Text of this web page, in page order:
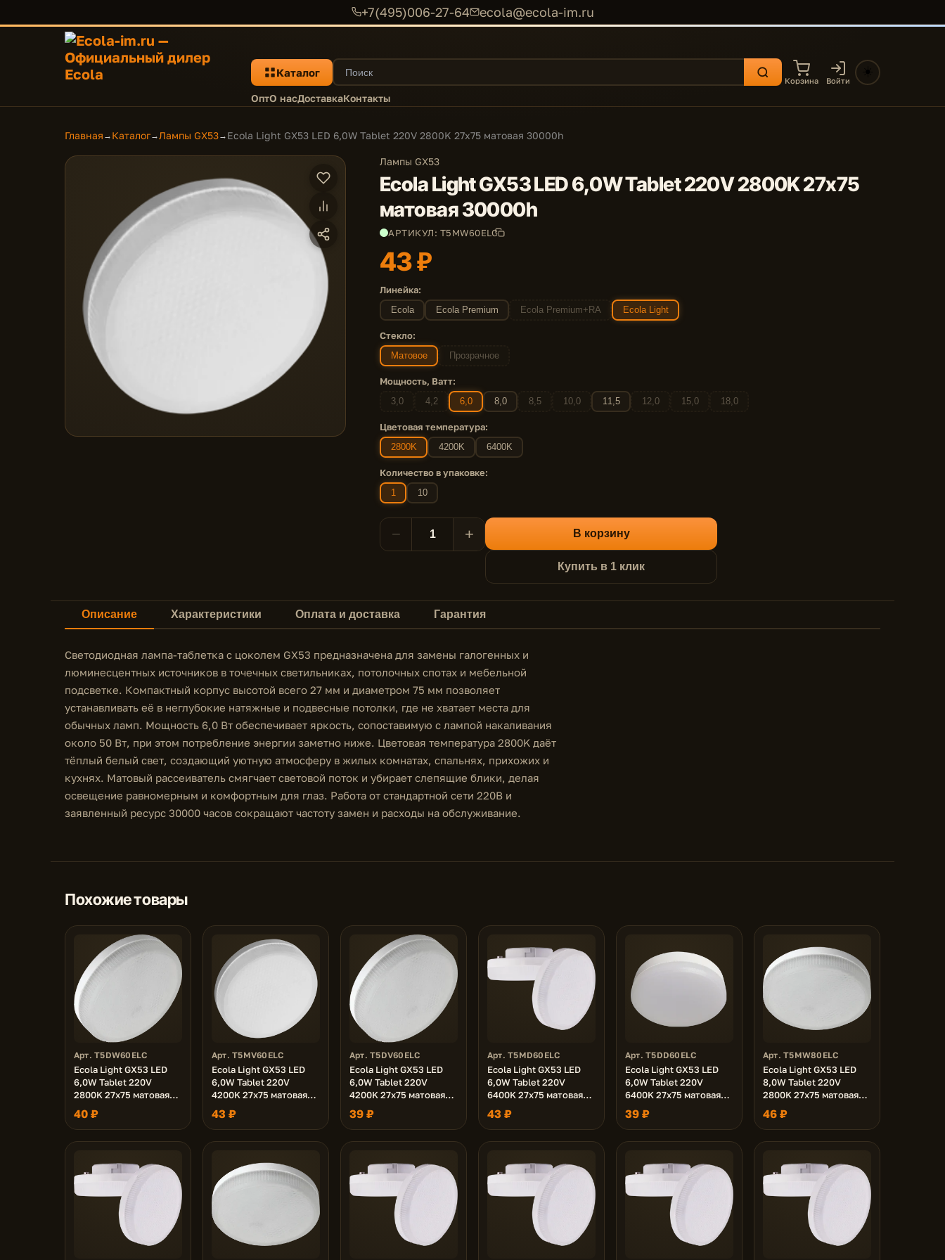
+7(495)006-27-64 ecola@ecola-im.ru
Каталог
Корзина Войти
ОптО насДоставкаКонтакты
Главная → Каталог→Лампы GX53→ Ecola Light GX53 LED 6,0W Tablet 220V 2800K 27x75 матовая 30000h
Лампы GX53
Ecola Light GX53 LED 6,0W Tablet 220V 2800K 27x75
матовая 30000h
АРТИКУЛ: T5MW60ELC
43 ₽
Линейка:
Ecola Ecola Premium Ecola Premium+RA Ecola Light
Стекло:
Матовое Прозрачное
Мощность, Ватт:
3,0 4,2 6,0 8,0 8,5 10,0 11,5 12,0 15,0 18,0
Цветовая температура:
2800K 4200K 6400K
Количество в упаковке:
1 10
− + В корзину
Купить в 1 клик
Описание Характеристики Оплата и доставка Гарантия
Светодиодная лампа-таблетка с цоколем GX53 предназначена для замены галогенных и
люминесцентных источников в точечных светильниках, потолочных спотах и мебельной
подсветке. Компактный корпус высотой всего 27 мм и диаметром 75 мм позволяет
устанавливать её в неглубокие натяжные и подвесные потолки, где не хватает места для
обычных ламп. Мощность 6,0 Вт обеспечивает яркость, сопоставимую с лампой накаливания
около 50 Вт, при этом потребление энергии заметно ниже. Цветовая температура 2800K даёт
тёплый белый свет, создающий уютную атмосферу в жилых комнатах, спальнях, прихожих и
кухнях. Матовый рассеиватель смягчает световой поток и убирает слепящие блики, делая
освещение равномерным и комфортным для глаз. Работа от стандартной сети 220В и
заявленный ресурс 30000 часов сокращают частоту замен и расходы на обслуживание.
Похожие товары
Арт. T5DW60ELC
Ecola Light GX53 LED
6,0W Tablet 220V
2800K 27x75 матовая
30000h (1 из ч/б уп. по
10)
40 ₽
Арт. T5MV60ELC
Ecola Light GX53 LED
6,0W Tablet 220V
4200K 27x75 матовая
30000h
43 ₽
Арт. T5DV60ELC
Ecola Light GX53 LED
6,0W Tablet 220V
4200K 27x75 матовая
30000h (1 из ч/б уп. по
10)
39 ₽
Арт. T5MD60ELC
Ecola Light GX53 LED
6,0W Tablet 220V
6400K 27x75 матовая
30000h
43 ₽
Арт. T5DD60ELC
Ecola Light GX53 LED
6,0W Tablet 220V
6400K 27x75 матовая
30000h (1 из ч/б уп. по
10)
39 ₽
Арт. T5MW80ELC
Ecola Light GX53 LED
8,0W Tablet 220V
2800K 27x75 матовая
30000h
46 ₽